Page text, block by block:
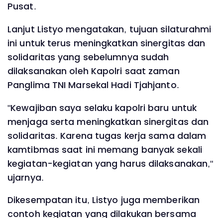
Pusat.
Lanjut Listyo mengatakan, tujuan silaturahmi
ini untuk terus meningkatkan sinergitas dan
solidaritas yang sebelumnya sudah
dilaksanakan oleh Kapolri saat zaman
Panglima TNI Marsekal Hadi Tjahjanto.
"Kewajiban saya selaku kapolri baru untuk
menjaga serta meningkatkan sinergitas dan
solidaritas. Karena tugas kerja sama dalam
kamtibmas saat ini memang banyak sekali
kegiatan-kegiatan yang harus dilaksanakan,"
ujarnya.
Dikesempatan itu, Listyo juga memberikan
contoh kegiatan yang dilakukan bersama